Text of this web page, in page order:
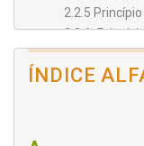
2.2.5
2.2.6
com Efeito
2.3 Lei
ÍNDICE